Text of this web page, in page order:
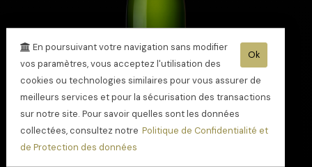
Champagne Coupe
Ok
En poursuivant votre navigation sans modifier
vos paramètres, vous acceptez l'utilisation des
cookies ou technologies similaires pour vous assurer de
meilleurs services et pour la sécurisation des transactions
sur notre site. Pour savoir quelles sont les données
collectées, consultez notre Politique de Confidentialité et
de Protection des données